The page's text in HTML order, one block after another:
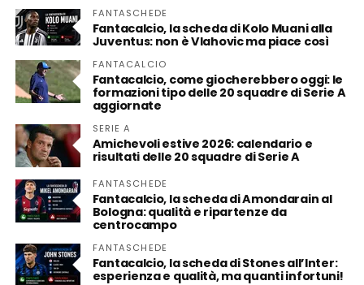
FANTASCHEDE
Fantacalcio, la scheda di Kolo Muani alla
Juventus: non è Vlahovic ma piace così
FANTACALCIO
Fantacalcio, come giocherebbero oggi: le
formazioni tipo delle 20 squadre di Serie A
aggiornate
SERIE A
Amichevoli estive 2026: calendario e
risultati delle 20 squadre di Serie A
FANTASCHEDE
Fantacalcio, la scheda di Amondarain al
Bologna: qualità e ripartenze da
centrocampo
FANTASCHEDE
Fantacalcio, la scheda di Stones all’Inter:
esperienza e qualità, ma quanti infortuni!